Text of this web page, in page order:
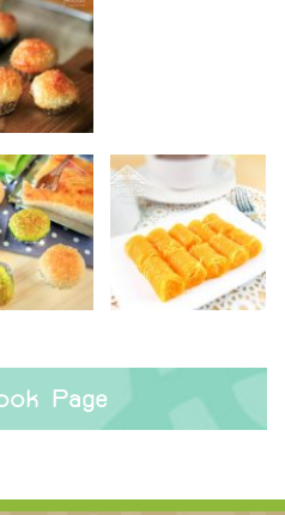
Page